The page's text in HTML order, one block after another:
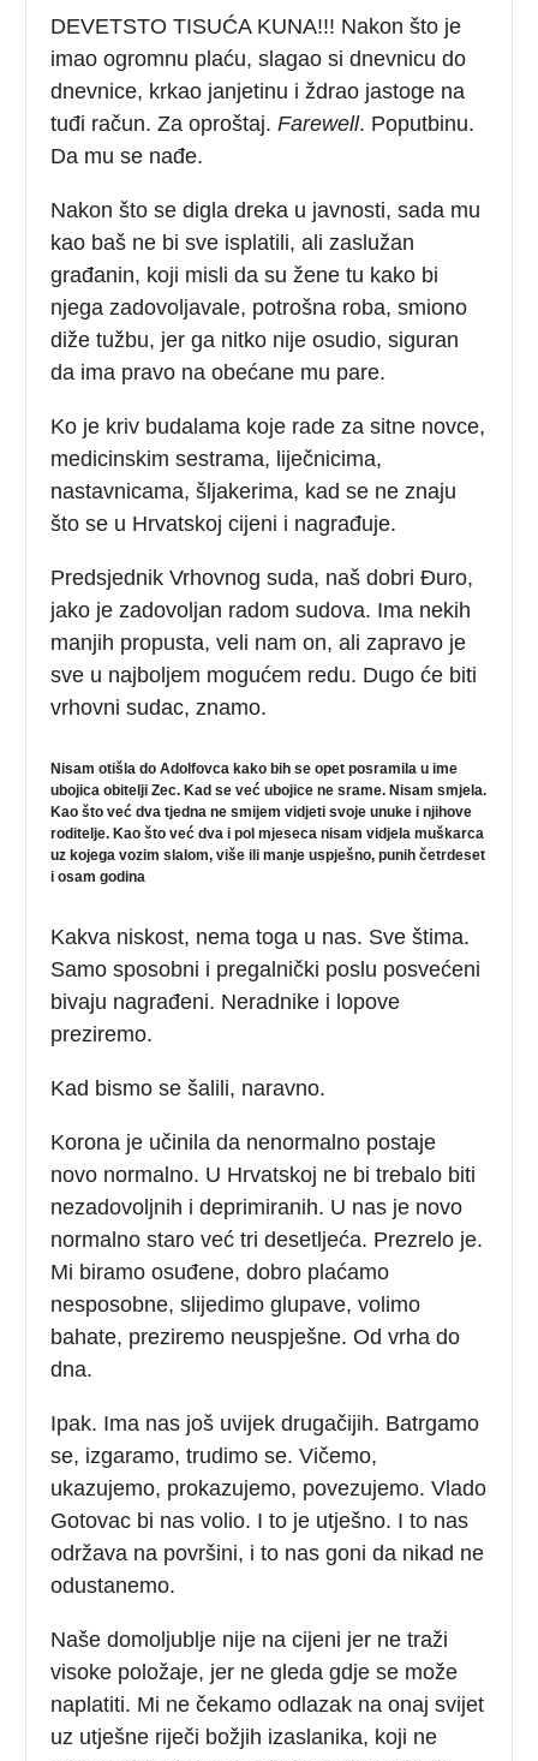
DEVETSTO TISUĆA KUNA!!! Nakon što je
imao ogromnu plaću, slagao si dnevnicu do
dnevnice, krkao janjetinu i ždrao jastoge na
tuđi račun. Za oproštaj.Farewell. Poputbinu.
Da mu se nađe.
Nakon što se digla dreka u javnosti, sada mu
kao baš ne bi sve isplatili, ali zaslužan
građanin, koji misli da su žene tu kako bi
njega zadovoljavale, potrošna roba, smiono
diže tužbu, jer ga nitko nije osudio, siguran
da ima pravo na obećane mu pare.
Ko je kriv budalama koje rade za sitne novce,
medicinskim sestrama, liječnicima,
nastavnicama, šljakerima, kad se ne znaju
što se u Hrvatskoj cijeni i nagrađuje.
Predsjednik Vrhovnog suda, naš dobri Đuro,
jako je zadovoljan radom sudova. Ima nekih
manjih propusta, veli nam on, ali zapravo je
sve u najboljem mogućem redu. Dugo će biti
vrhovni sudac, znamo.
Nisam otišla do Adolfovca kako bih se opet posramila u ime
ubojica obitelji Zec. Kad se već ubojice ne srame. Nisam smjela.
Kao što već dva tjedna ne smijem vidjeti svoje unuke i njihove
roditelje. Kao što već dva i pol mjeseca nisam vidjela muškarca
uz kojega vozim slalom, više ili manje uspješno, punih četrdeset
i osam godina
Kakva niskost, nema toga u nas. Sve štima.
Samo sposobni i pregalnički poslu posvećeni
bivaju nagrađeni. Neradnike i lopove
preziremo.
Kad bismo se šalili, naravno.
Korona je učinila da nenormalno postaje
novo normalno. U Hrvatskoj ne bi trebalo biti
nezadovoljnih i deprimiranih. U nas je novo
normalno staro već tri desetljeća. Prezrelo je.
Mi biramo osuđene, dobro plaćamo
nesposobne, slijedimo glupave, volimo
bahate, preziremo neuspješne. Od vrha do
dna.
Ipak. Ima nas još uvijek drugačijih. Batrgamo
se, izgaramo, trudimo se. Vičemo,
ukazujemo, prokazujemo, povezujemo. Vlado
Gotovac bi nas volio. I to je utješno. I to nas
održava na površini, i to nas goni da nikad ne
odustanemo.
Naše domoljublje nije na cijeni jer ne traži
visoke položaje, jer ne gleda gdje se može
naplatiti. Mi ne čekamo odlazak na onaj svijet
uz utješne riječi božjih izaslanika, koji ne